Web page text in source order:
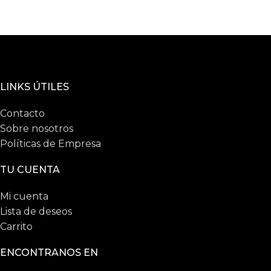
LINKS ÚTILES
Contacto
Sobre nosotros
Políticas de Empresa
TU CUENTA
Mi cuenta
Lista de deseos
Carrito
ENCONTRANOS EN